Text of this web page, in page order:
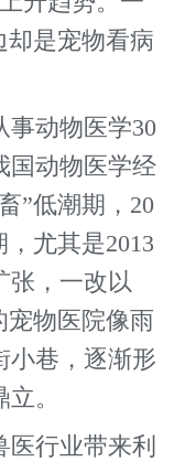
却是宠物看病
动物医学30
国动物医学经
”低潮期，20
尤其是2013
张，一改以
宠物医院像雨
小巷，逐渐形
。
行业带来利